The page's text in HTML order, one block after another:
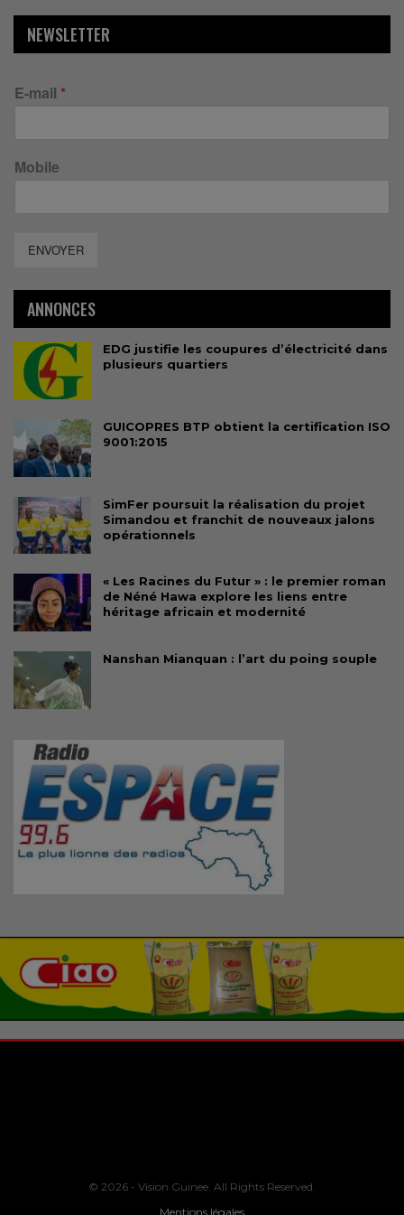
NEWSLETTER
E-mail *
Mobile
ENVOYER
ANNONCES
EDG justifie les coupures d’électricité dans
plusieurs quartiers
GUICOPRES BTP obtient la certification ISO
9001:2015
SimFer poursuit la réalisation du projet
Simandou et franchit de nouveaux jalons
opérationnels
« Les Racines du Futur » : le premier roman
de Néné Hawa explore les liens entre
héritage africain et modernité
Nanshan Mianquan : l’art du poing souple
© 2026 - Vision Guinee. All Rights Reserved.
Mentions légales